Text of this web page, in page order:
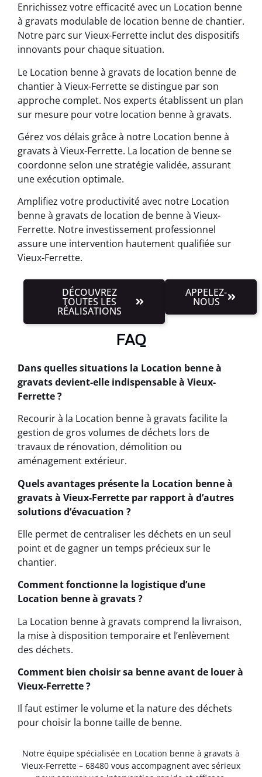
Enrichissez votre efficacité avec un Location benne
à gravats modulable de location benne de chantier.
Notre parc sur Vieux-Ferrette inclut des dispositifs
innovants pour chaque situation.
Le Location benne à gravats de location benne de
chantier à Vieux-Ferrette se distingue par son
approche complet. Nos experts établissent un plan
sur mesure pour votre location benne à gravats.
Gérez vos délais grâce à notre Location benne à
gravats à Vieux-Ferrette. La location de benne se
coordonne selon une stratégie validée, assurant
une exécution optimale.
Amplifiez votre productivité avec notre Location
benne à gravats de location de benne à Vieux-
Ferrette. Notre investissement professionnel
assure une intervention hautement qualifiée sur
Vieux-Ferrette.
DÉCOUVREZ
TOUTES LES
RÉALISATIONS
APPELEZ-
NOUS
FAQ
Dans quelles situations la Location benne à
gravats devient-elle indispensable à Vieux-
Ferrette ?
Recourir à la Location benne à gravats facilite la
gestion de gros volumes de déchets lors de
travaux de rénovation, démolition ou
aménagement extérieur.
Quels avantages présente la Location benne à
gravats à Vieux-Ferrette par rapport à d’autres
solutions d’évacuation ?
Elle permet de centraliser les déchets en un seul
point et de gagner un temps précieux sur le
chantier.
Comment fonctionne la logistique d’une
Location benne à gravats ?
La Location benne à gravats comprend la livraison,
la mise à disposition temporaire et l’enlèvement
des déchets.
Comment bien choisir sa benne avant de louer à
Vieux-Ferrette ?
Il faut estimer le volume et la nature des déchets
pour choisir la bonne taille de benne.
Notre équipe spécialisée en Location benne à gravats à
Vieux-Ferrette – 68480 vous accompagnent avec sérieux